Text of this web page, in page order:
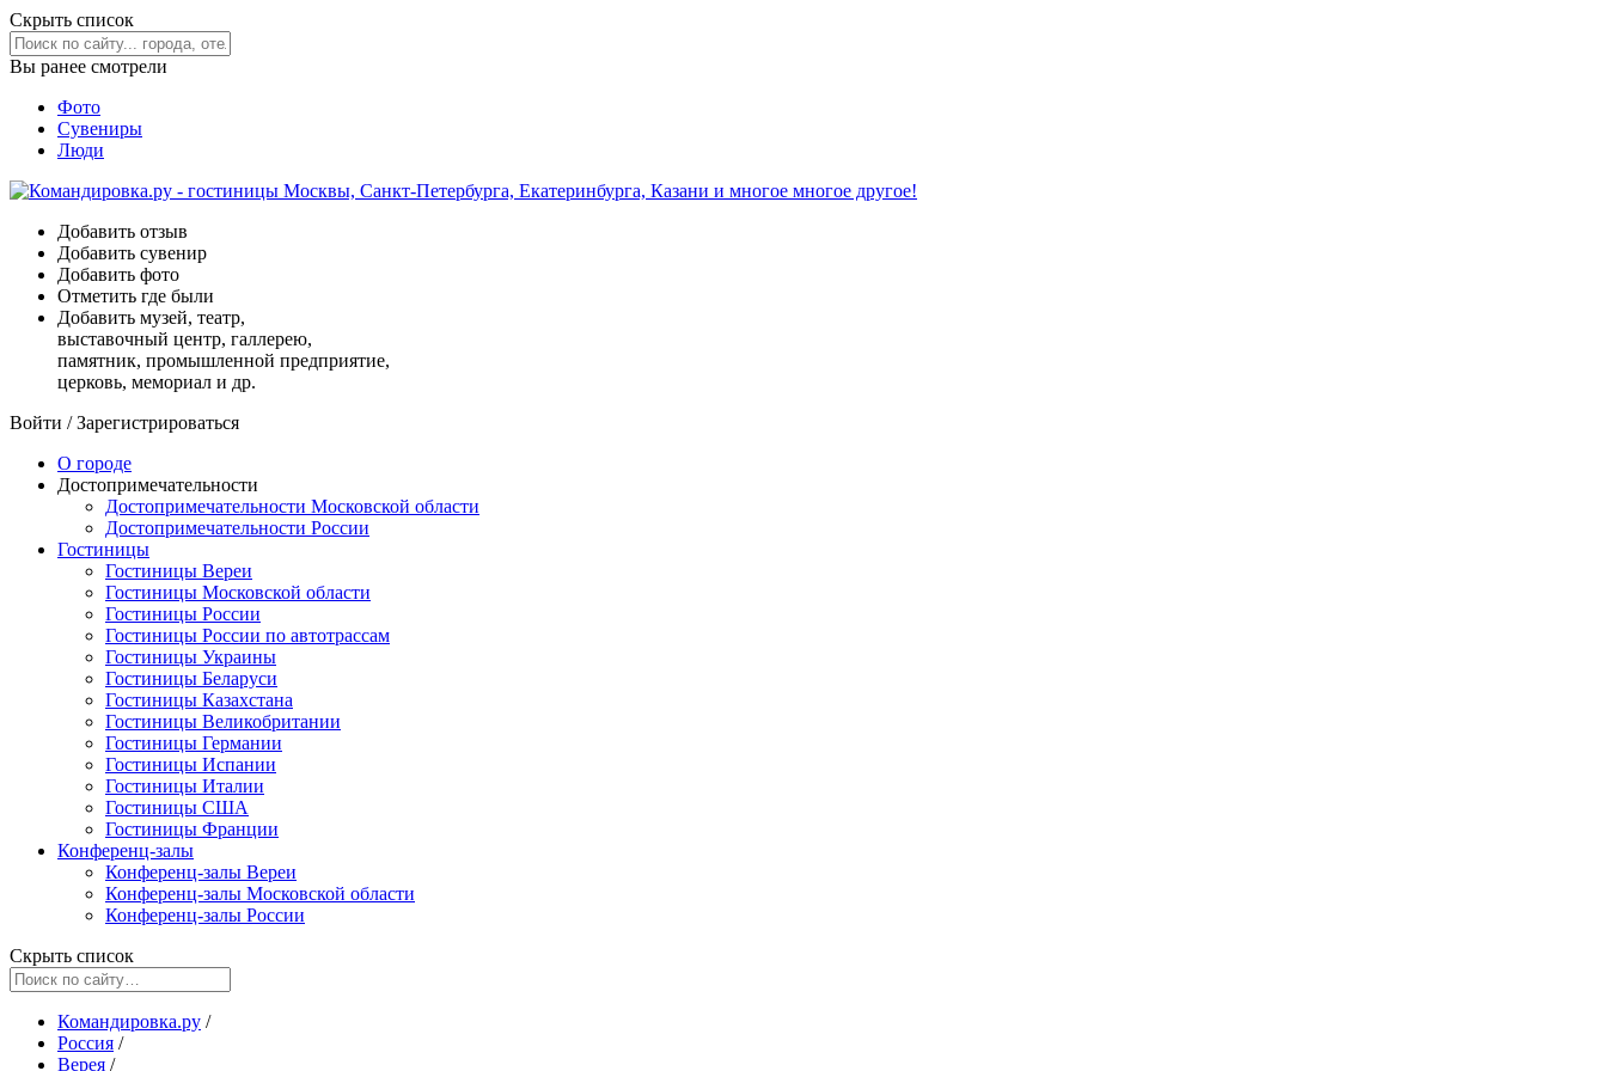
Скрыть список
Вы ранее смотрели
Фото
Сувениры
Люди
Добавить отзыв
Добавить сувенир
Добавить фото
Отметить где были
Добавить музей, театр,
выставочный центр, галлерею,
памятник, промышленной предприятие,
церковь, мемориал и др.
Войти /Зарегистрироваться
О городе
Достопримечательности
Достопримечательности Московской области
Достопримечательности России
Гостиницы
Гостиницы Вереи
Гостиницы Московской области
Гостиницы России
Гостиницы России по автотрассам
Гостиницы Украины
Гостиницы Беларуси
Гостиницы Казахстана
Гостиницы Великобритании
Гостиницы Германии
Гостиницы Испании
Гостиницы Италии
Гостиницы США
Гостиницы Франции
Конференц-залы
Конференц-залы Вереи
Конференц-залы Московской области
Конференц-залы России
Скрыть список
Командировка.ру /
Россия /
Верея /